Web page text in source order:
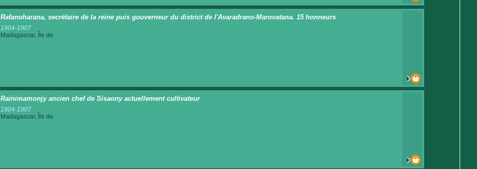
Rafanoharana, secrétaire de la reine puis gouverneur du district de l'Avaradrano-Marovatana. 15 honneurs
1904-1907
Madagascar, Île de
Rainimamonjy ancien chef de Sisaony actuellement cultivateur
1904-1907
Madagascar, Île de